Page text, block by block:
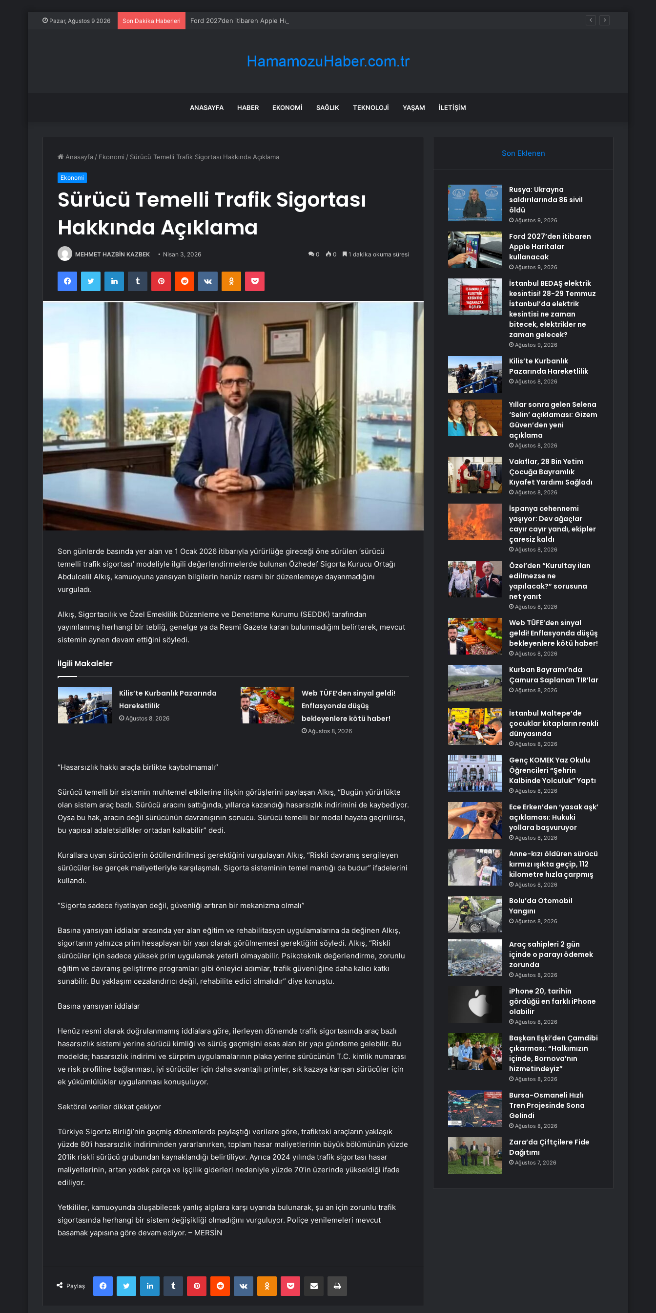
Pazar, Ağustos 9 2026 Son Dakika Haberleri Ford 2027’den itibaren Apple Haritalar kullanacak
ANASAYFA HABER EKONOMI SAĞLIK TEKNOLOJI YAŞAM İLETIŞIM
Anasayfa / Ekonomi / Sürücü Temelli Trafik Sigortası Hakkında Açıklama
Ekonomi
Sürücü Temelli Trafik Sigortası
Hakkında Açıklama
MEHMET HAZBİN KAZBEK Nisan 3, 2026 0 0 1 dakika okuma süresi
FacebookTwitter LinkedInTumblr PinterestReddit VKontakteOdnoklassniki
Pocket
Son günlerde basında yer alan ve 1 Ocak 2026 itibarıyla yürürlüğe gireceği öne sürülen ‘sürücü
temelli trafik sigortası’ modeliyle ilgili değerlendirmelerde bulunan Özhedef Sigorta Kurucu Ortağı
Abdulcelil Alkış, kamuoyuna yansıyan bilgilerin henüz resmi bir düzenlemeye dayanmadığını
vurguladı.
Alkış, Sigortacılık ve Özel Emeklilik Düzenleme ve Denetleme Kurumu (SEDDK) tarafından
yayımlanmış herhangi bir tebliğ, genelge ya da Resmi Gazete kararı bulunmadığını belirterek, mevcut
sistemin aynen devam ettiğini söyledi.
İlgili Makaleler
Kilis’te Kurbanlık Pazarında
Hareketlilik
Ağustos 8, 2026
Web TÜFE’den sinyal geldi!
Enflasyonda düşüş
bekleyenlere kötü haber!
Ağustos 8, 2026
“Hasarsızlık hakkı araçla birlikte kaybolmamalı”
Sürücü temelli bir sistemin muhtemel etkilerine ilişkin görüşlerini paylaşan Alkış, “Bugün yürürlükte
olan sistem araç bazlı. Sürücü aracını sattığında, yıllarca kazandığı hasarsızlık indirimini de kaybediyor.
Oysa bu hak, aracın değil sürücünün davranışının sonucu. Sürücü temelli bir model hayata geçirilirse,
bu yapısal adaletsizlikler ortadan kalkabilir” dedi.
Kurallara uyan sürücülerin ödüllendirilmesi gerektiğini vurgulayan Alkış, “Riskli davranış sergileyen
sürücüler ise gerçek maliyetleriyle karşılaşmalı. Sigorta sisteminin temel mantığı da budur” ifadelerini
kullandı.
“Sigorta sadece fiyatlayan değil, güvenliği artıran bir mekanizma olmalı”
Basına yansıyan iddialar arasında yer alan eğitim ve rehabilitasyon uygulamalarına da değinen Alkış,
sigortanın yalnızca prim hesaplayan bir yapı olarak görülmemesi gerektiğini söyledi. Alkış, “Riskli
sürücüler için sadece yüksek prim uygulamak yeterli olmayabilir. Psikoteknik değerlendirme, zorunlu
eğitim ve davranış geliştirme programları gibi önleyici adımlar, trafik güvenliğine daha kalıcı katkı
sunabilir. Bu yaklaşım cezalandırıcı değil, rehabilite edici olmalıdır” diye konuştu.
Basına yansıyan iddialar
Henüz resmi olarak doğrulanmamış iddialara göre, ilerleyen dönemde trafik sigortasında araç bazlı
hasarsızlık sistemi yerine sürücü kimliği ve sürüş geçmişini esas alan bir yapı gündeme gelebilir. Bu
modelde; hasarsızlık indirimi ve sürprim uygulamalarının plaka yerine sürücünün T.C. kimlik numarası
ve risk profiline bağlanması, iyi sürücüler için daha avantajlı primler, sık kazaya karışan sürücüler için
ek yükümlülükler uygulanması konuşuluyor.
Sektörel veriler dikkat çekiyor
Türkiye Sigorta Birliği’nin geçmiş dönemlerde paylaştığı verilere göre, trafikteki araçların yaklaşık
yüzde 80’i hasarsızlık indiriminden yararlanırken, toplam hasar maliyetlerinin büyük bölümünün yüzde
20’lik riskli sürücü grubundan kaynaklandığı belirtiliyor. Ayrıca 2024 yılında trafik sigortası hasar
maliyetlerinin, artan yedek parça ve işçilik giderleri nedeniyle yüzde 70’in üzerinde yükseldiği ifade
ediliyor.
Yetkililer, kamuoyunda oluşabilecek yanlış algılara karşı uyarıda bulunarak, şu an için zorunlu trafik
sigortasında herhangi bir sistem değişikliği olmadığını vurguluyor. Poliçe yenilemeleri mevcut
basamak yapısına göre devam ediyor. – MERSİN
Paylaş
FacebookTwitter LinkedInTumblr PinterestReddit VKontakteOdnoklassniki
Pocket E-Posta ile paylaş Yazdır
Son Eklenen
Rusya: Ukrayna
saldırılarında 86 sivil
öldü
Ağustos 9, 2026
Ford 2027’den itibaren
Apple Haritalar
kullanacak
Ağustos 9, 2026
İstanbul BEDAŞ elektrik
kesintisi! 28-29 Temmuz
İstanbul’da elektrik
kesintisi ne zaman
bitecek, elektrikler ne
zaman gelecek?
Ağustos 9, 2026
Kilis’te Kurbanlık
Pazarında Hareketlilik
Ağustos 8, 2026
Yıllar sonra gelen Selena
‘Selin’ açıklaması: Gizem
Güven’den yeni
açıklama
Ağustos 8, 2026
Vakıflar, 28 Bin Yetim
Çocuğa Bayramlık
Kıyafet Yardımı Sağladı
Ağustos 8, 2026
İspanya cehennemi
yaşıyor: Dev ağaçlar
cayır cayır yandı, ekipler
çaresiz kaldı
Ağustos 8, 2026
Özel’den “Kurultay ilan
edilmezse ne
yapılacak?” sorusuna
net yanıt
Ağustos 8, 2026
Web TÜFE’den sinyal
geldi! Enflasyonda düşüş
bekleyenlere kötü haber!
Ağustos 8, 2026
Kurban Bayramı’nda
Çamura Saplanan TIR’lar
Ağustos 8, 2026
İstanbul Maltepe’de
çocuklar kitapların renkli
dünyasında
Ağustos 8, 2026
Genç KOMEK Yaz Okulu
Öğrencileri “Şehrin
Kalbinde Yolculuk” Yaptı
Ağustos 8, 2026
Ece Erken’den ‘yasak aşk’
açıklaması: Hukuki
yollara başvuruyor
Ağustos 8, 2026
Anne-kızı öldüren sürücü
kırmızı ışıkta geçip, 112
kilometre hızla çarpmış
Ağustos 8, 2026
Bolu’da Otomobil
Yangını
Ağustos 8, 2026
Araç sahipleri 2 gün
içinde o parayı ödemek
zorunda
Ağustos 8, 2026
iPhone 20, tarihin
gördüğü en farklı iPhone
olabilir
Ağustos 8, 2026
Başkan Eşki’den Çamdibi
çıkarması: “Halkımızın
içinde, Bornova’nın
hizmetindeyiz”
Ağustos 8, 2026
Bursa-Osmaneli Hızlı
Tren Projesinde Sona
Gelindi
Ağustos 8, 2026
Zara’da Çiftçilere Fide
Dağıtımı
Ağustos 7, 2026